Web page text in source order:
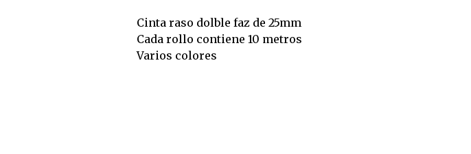
Cinta raso dolble faz de 25mm
Cada rollo contiene 10 metros
Varios colores